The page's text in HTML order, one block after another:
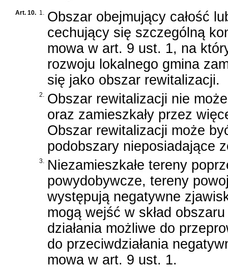
Art. 10. 1.
Obszar obejmujący całość
cechujący się szczególną
mowa w art. 9 ust. 1, na
rozwoju lokalnego gmina
się jako obszar rewitalizacji.
2.
Obszar rewitalizacji nie
oraz zamieszkały przez
Obszar rewitalizacji może
podobszary nieposiadające
3.
Niezamieszkałe tereny
powydobywcze, tereny
występują negatywne
mogą wejść w skład
działania możliwe do
do przeciwdziałania
mowa w art. 9 ust. 1.